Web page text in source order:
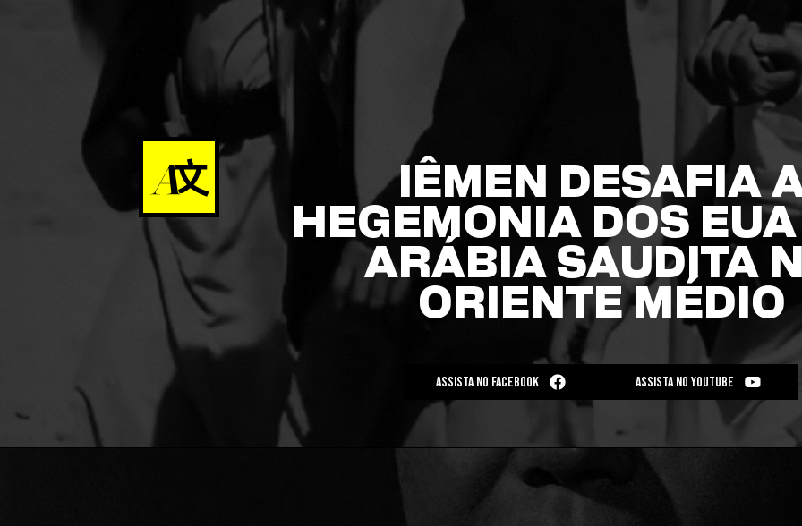
IÊMEN DESAFIA
HEGEMONIA DOS
ARÁBIA SAUDITA
ORIENTE MÉDIO
ASSISTA NO YOUTUBE
ASSISTA NO FACEBOOK